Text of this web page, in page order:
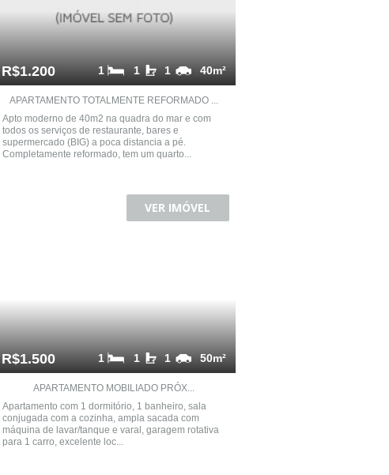
R$1.200 40m²
1
1
1
APARTAMENTO TOTALMENTE REFORMADO ...
Apto moderno de 40m2 na quadra do mar e com
todos os serviços de restaurante, bares e
supermercado (BIG) a poca distancia a pé.
Completamente reformado, tem um quarto...
VER IMÓVEL
R$1.500 50m²
1
1
1
APARTAMENTO MOBILIADO PRÓX...
Apartamento com 1 dormitório, 1 banheiro, sala
conjugada com a cozinha, ampla sacada com
máquina de lavar/tanque e varal, garagem rotativa
para 1 carro, excelente loc...